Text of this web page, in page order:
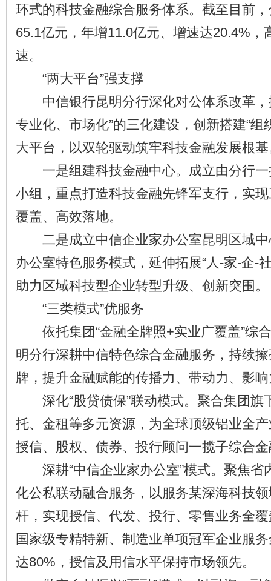
环式的科技金融综合服务体系。截至目前
65.1亿元，年增11.0亿元、增速达20.4%，
速。
“两大平台”强支撑
中信银行昆明分行深化对公体系改革，
专业化、市场化”的三化建设，创新搭建“组
大平台，以双轮驱动筑牢科技金融发展根
一是组建科技金融中心。成立由分行一
小组，重点打造科技金融先锋军支行，实
覆盖、高效落地。
二是成立中信企业家办公室昆明区域中
办公室特色服务模式，延伸拓展“人-家-企-
助力区域科技型企业转型升级、创新突围。
“三类模式”优服务
依托集团“金融全牌照+实业广覆盖”综
明分行深耕中信特色综合金融服务，持续
牌，提升金融赋能的传播力、带动力、影
深化“股贷债保”联动模式。聚合集团旗
托、金租等多元资源，为全球顶级铝业全
授信、股权、债券、投行顾问一揽子综合
深耕“中信企业家办公室”模式。聚焦省
化公私联动融合服务，以服务某深海科技
杆，实现授信、代发、投行、零售业务全
国家级专精特新、制造业单项冠军企业服
达80%，授信及用信水平保持市场领先。